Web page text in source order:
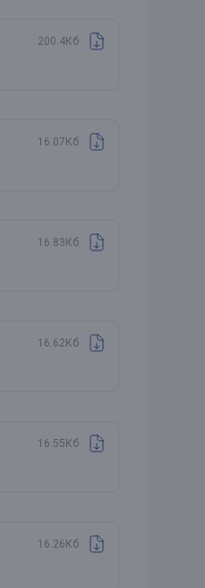
200.4Кб
16.07Кб
16.83Кб
16.62Кб
16.55Кб
16.26Кб